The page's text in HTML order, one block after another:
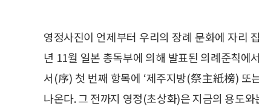
영정사진이 언제부터 우리의 장례 문화에 자리
년 11월 일본 총독부에 의해 발표된 의례준칙에
서(序) 첫 번째 항목에 ‘제주지방(祭主紙榜)
나온다. 그 전까지 영정(초상화)은 지금의 용도